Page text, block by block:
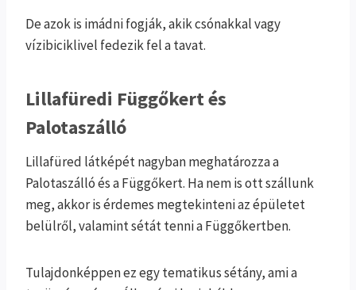
De azok is imádni fogják, akik csónakkal vagy
vízibiciklivel fedezik fel a tavat.
Lillafüredi Függőkert és
Palotaszálló
Lillafüred látképét nagyban meghatározza a
Palotaszálló és a Függőkert. Ha nem is ott szállunk
meg, akkor is érdemes megtekinteni az épületet
belülről, valamint sétát tenni a Függőkertben.
Tulajdonképpen ez egy tematikus sétány, ami a